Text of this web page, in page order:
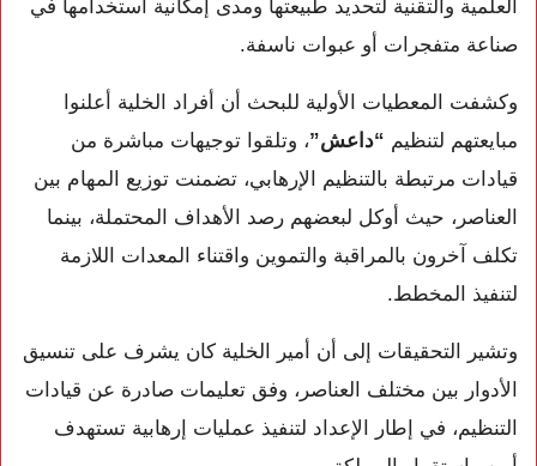
العلمية والتقنية لتحديد طبيعتها ومدى إمكانية استخدامها في
صناعة متفجرات أو عبوات ناسفة.
وكشفت المعطيات الأولية للبحث أن أفراد الخلية أعلنوا
مبايعتهم لتنظيم “داعش”، وتلقوا توجيهات مباشرة من
قيادات مرتبطة بالتنظيم الإرهابي، تضمنت توزيع المهام بين
العناصر، حيث أوكل لبعضهم رصد الأهداف المحتملة، بينما
تكلف آخرون بالمراقبة والتموين واقتناء المعدات اللازمة
لتنفيذ المخطط.
وتشير التحقيقات إلى أن أمير الخلية كان يشرف على تنسيق
الأدوار بين مختلف العناصر، وفق تعليمات صادرة عن قيادات
التنظيم، في إطار الإعداد لتنفيذ عمليات إرهابية تستهدف